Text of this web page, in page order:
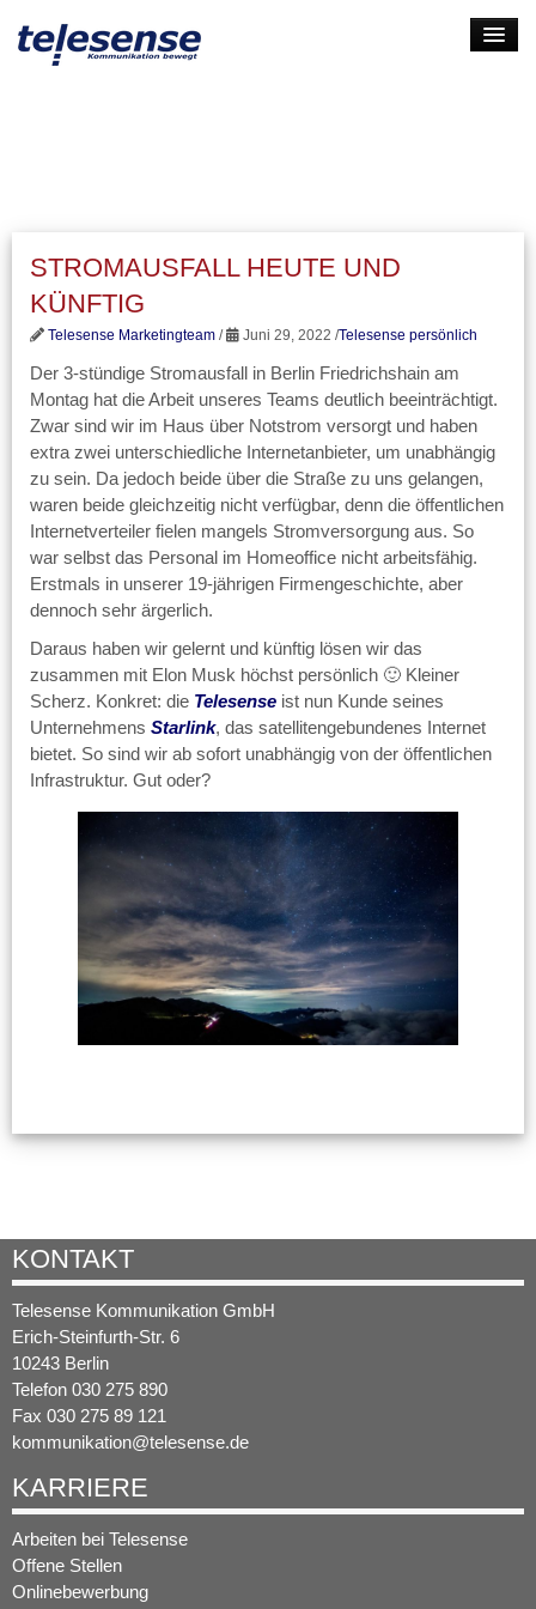
KONTAKT
LOGIN
STROMAUSFALL HEUTE UND
KÜNFTIG
Telesense Marketingteam / Juni 29, 2022 /Telesense persönlich
Der 3-stündige Stromausfall in Berlin Friedrichshain am
Montag hat die Arbeit unseres Teams deutlich beeinträchtigt.
Zwar sind wir im Haus über Notstrom versorgt und haben
extra zwei unterschiedliche Internetanbieter, um unabhängig
zu sein. Da jedoch beide über die Straße zu uns gelangen,
waren beide gleichzeitig nicht verfügbar, denn die öffentlichen
Internetverteiler fielen mangels Stromversorgung aus. So
war selbst das Personal im Homeoffice nicht arbeitsfähig.
Erstmals in unserer 19-jährigen Firmengeschichte, aber
dennoch sehr ärgerlich.
Daraus haben wir gelernt und künftig lösen wir das
zusammen mit Elon Musk höchst persönlich 🙂 Kleiner
Scherz. Konkret: die Telesense ist nun Kunde seines
Unternehmens Starlink, das satellitengebundenes Internet
bietet. So sind wir ab sofort unabhängig von der öffentlichen
Infrastruktur. Gut oder?
KONTAKT
Telesense Kommunikation GmbH
Erich-Steinfurth-Str. 6
10243 Berlin
Telefon 030 275 890
Fax 030 275 89 121
kommunikation@telesense.de
KARRIERE
Arbeiten bei Telesense
Offene Stellen
Onlinebewerbung